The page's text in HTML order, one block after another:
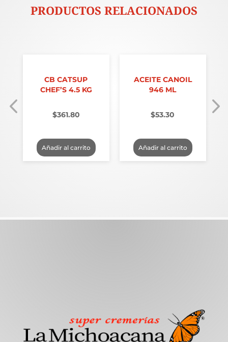
PRODUCTOS RELACIONADOS
CB CATSUP
CHEF’S 4.5 KG
$361.80
Añadir al carrito
ACEITE CANOIL
946 ML
$53.30
Añadir al carrito